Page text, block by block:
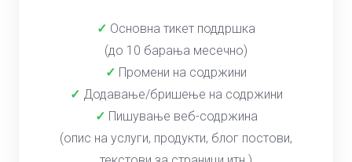
✓ Основна тикет поддршка
(до 10 барања месечно)
✓ Промени на содржини
✓ Додавање/бришење на содржини
✓ Пишување веб-содржина
(опис на услуги, продукти, блог постови,